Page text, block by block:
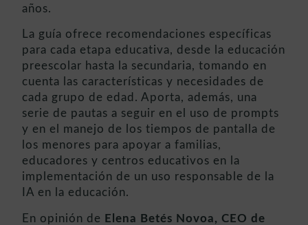
años.
La guía ofrece recomendaciones específicas
para cada etapa educativa, desde la educación
preescolar hasta la secundaria, tomando en
cuenta las características y necesidades de
cada grupo de edad. Aporta, además, una
serie de pautas a seguir en el uso de prompts
y en el manejo de los tiempos de pantalla de
los menores para apoyar a familias,
educadores y centros educativos en la
implementación de un uso responsable de la
IA en la educación.
En opinión de
Elena Betés Novoa, CEO de